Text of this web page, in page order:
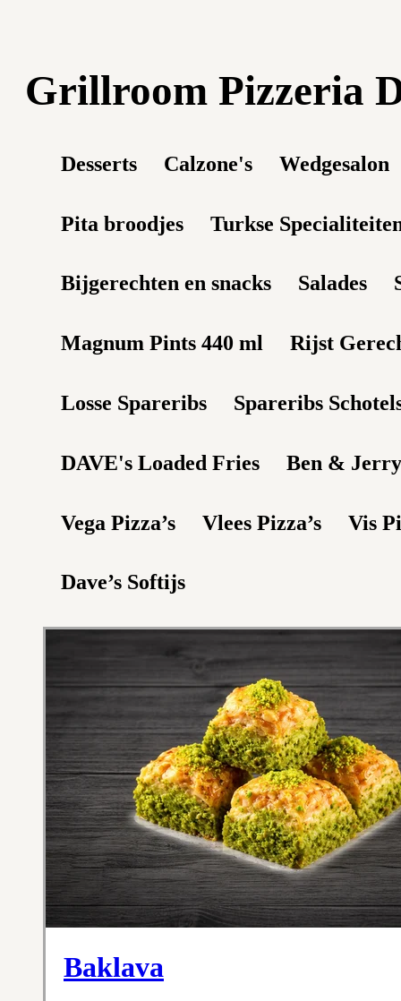
Grillroom Pizzeria
Desserts Calzone's Wedgesalon
Pita broodjes Turkse
Bijgerechten en snacks Salades
Magnum Pints 440 ml Rijst
Losse Spareribs Spareribs
DAVE's Loaded Fries Ben &
Vega Pizza’s Vlees Pizza’s Vis
Dave’s Softijs
Baklava